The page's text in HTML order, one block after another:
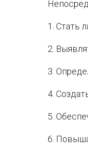
1. Стать
2.
3.
4.
5.
6.